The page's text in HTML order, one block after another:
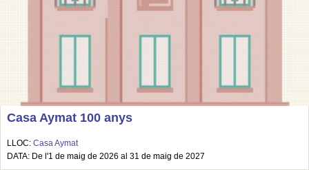
Casa Aymat 100 anys
LLOC: Casa Aymat
DATA: De l'1 de maig de 2026 al 31 de maig de 2027